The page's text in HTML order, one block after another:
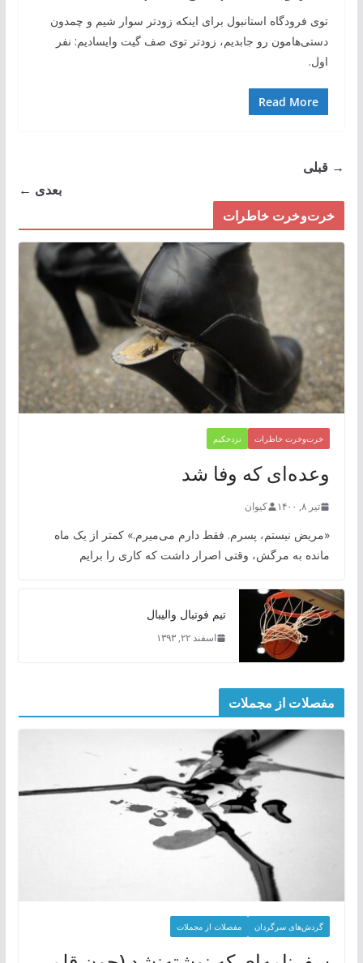
توی فرودگاه استانبول برای اینکه زودتر سوار شیم و چمدون
دستی‌هامون رو جابدیم، زودتر توی صف گیت وایسادیم: نفر
اول.
Read More
→ قبلی
بعدی ←
خرت‌وخرت خاطرات
خرت‌وخرت خاطرات نزدحکیم
‌وعده‌ای که وفا شد
تیر ۸, ۱۴۰۰ کیوان
«مریض نیستم، پسرم. فقط دارم می‌میرم.» کمتر از یک ماه
مانده به مرگش، وقتی اصرار داشت که کاری را برایم
تیم فوتبال والیبال
اسفند ۲۲, ۱۳۹۳
مفصلات از مجملات
گردش‌های سرگردان مفصلات از مجملات